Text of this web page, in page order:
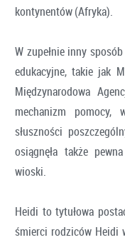
kontynentów (Afryka).
W zupełnie inny
edukacyjne, takie jak
Międzynarodowa
mechanizm pomocy,
słuszności
osiągnęła także
wioski.
Heidi to tytułowa
śmierci rodziców Heidi